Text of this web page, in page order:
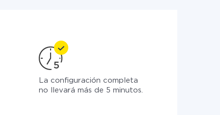
La configuración completa
no llevará más de 5 minutos.